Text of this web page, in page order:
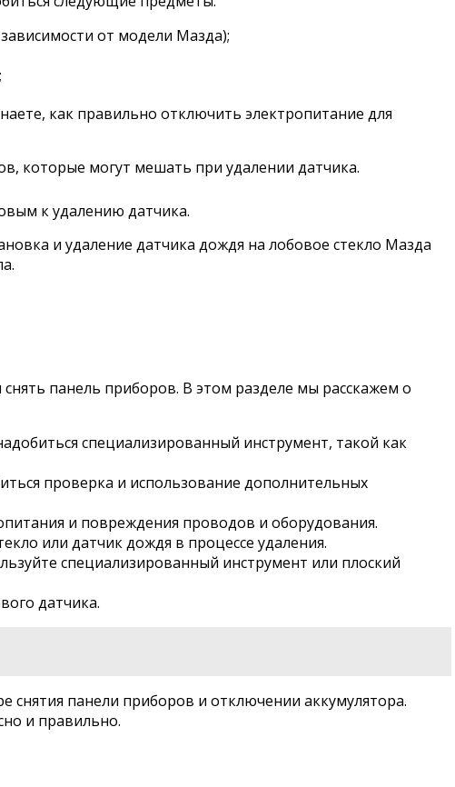
от модели Мазда);
как правильно отключить электропитание для
которые могут мешать при удалении датчика.
к удалению датчика.
и удаление датчика дождя на лобовое стекло Мазда
панель приборов. В этом разделе мы расскажем о
специализированный инструмент, такой как
проверка и использование дополнительных
и повреждения проводов и оборудования.
или датчик дождя в процессе удаления.
специализированный инструмент или плоский
датчика.
панели приборов и отключении аккумулятора.
и правильно.